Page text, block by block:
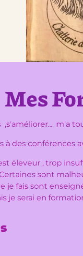
Mes
m'a
des conférences
éleveur , trop
sont
fais sont
je serai en